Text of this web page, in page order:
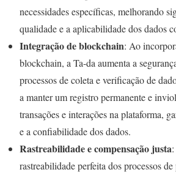
necessidades específicas, melhorando
qualidade e a aplicabilidade dos dados
Integração de blockchain: Ao
blockchain, a Ta-da aumenta a
processos de coleta e verificação de
a manter um registro permanente e
transações e interações na plataforma,
e a confiabilidade dos dados.
Rastreabilidade e compensação justa
rastreabilidade perfeita dos processos